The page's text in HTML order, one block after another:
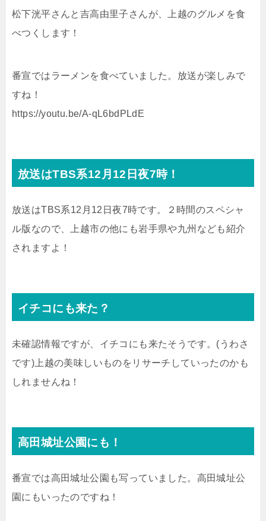
松下洸平さんと吉高由里子さんが、上越のグルメを食
べつくします！
番宣ではラーメンを食べていました。放送が楽しみで
すね！
https://youtu.be/A-qL6bdPLdE
放送はTBS系12月12日夜7時！
放送はTBS系12月12日夜7時です。２時間のスペシャ
ル版なので、上越市の他にも岩手県や九州なども紹介
されますよ！
イチコにも来た？
未確認情報ですが、イチコにも来たそうです。(うわさ
です)上越の美味しいものをリサーチしていったのかも
しれませんね！
高田城址公園にも！
番宣では高田城址公園も写っていました。高田城址公
園にもいったのですね！